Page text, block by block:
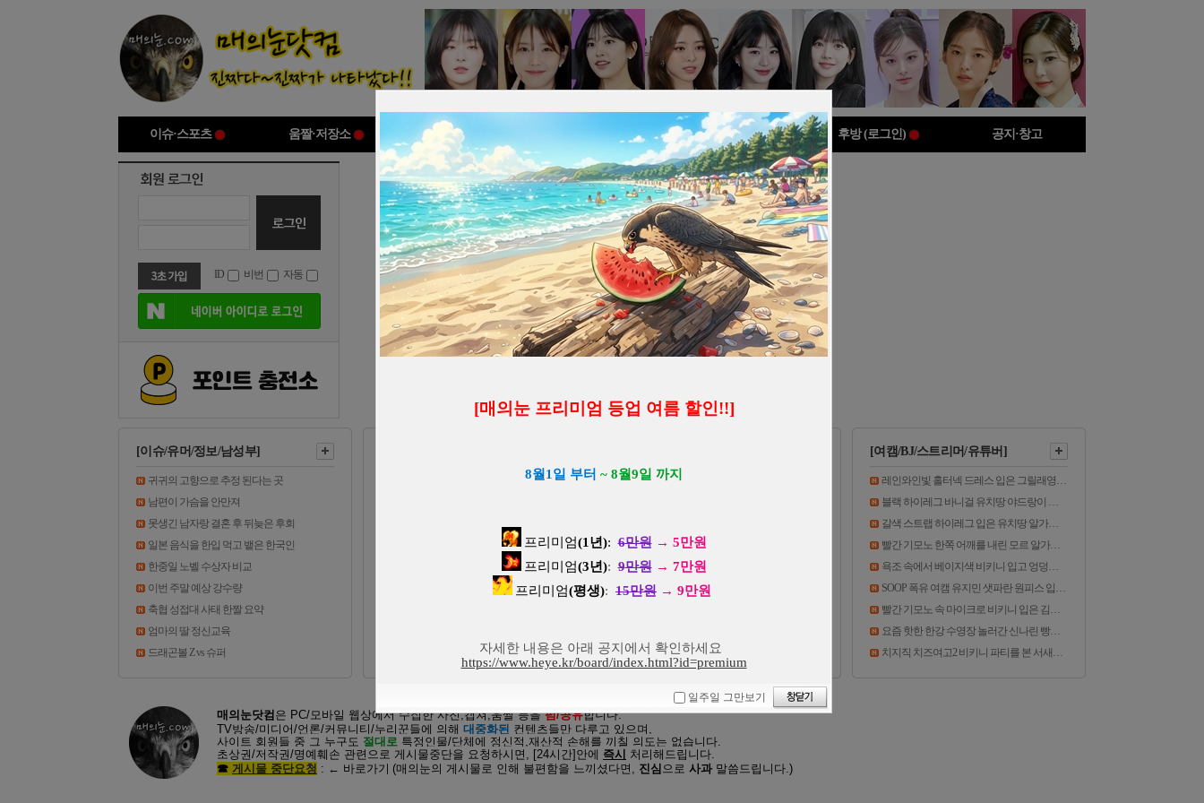
이슈·스포츠 움짤·저장소 리퍼PC·할인 프리미엄[후원] BJ·방송(+19) 후방 (로그인) 공지·창고
[매의눈 프리미엄 등업 여름 할인!!]
8월1일 부터 ~ 8월9일 까지
프리미엄(1년):6만원 → 5만원
프리미엄(3년):9만원 → 7만원
프리미엄(평생): 15만원 → 9만원
자세한 내용은 아래 공지에서 확인하세요
https://www.heye.kr/board/index.html?id=premium
일주일 그만보기
ID 비번 자동
[이슈/유머/정보/남성부]
귀귀의 고향으로 추정 된다는 곳
남편이 가슴을 안만져
못생긴 남자랑 결혼 후 뒤늦은 후회
일본 음식을 한입 먹고 뱉은 한국인
한중일 노벨 수상자 비교
이번 주말 예상 강수량
축협 성접대 사태 한짤 요약
엄마의 딸 정신교육
드래곤볼 Z vs 슈퍼
어제자 뮤뱅 아이린 남색 끈원피스 옆태 꿀벅지 엉덩이라인 대박
어제자 트리플에스 팬사인회 김채연 박소현 묵직한 가슴 볼륨감
쪼그려앉아서 땀 닦는 트와이스 모모 검정 레이스 란제리룩 가슴골
밑에서 찍은 피프티피프티 키나 검정 주름치마 엉밑살 제대로 노출
에스파 콘서트 닝닝 화이트 비키니 시스루탑 시원한 복부 배꼽
하얀 속바지 뒤태 브브걸 민영 움짤
타이트한 뒤태 라인 츄 움짤
속바지도 짧은 피프티피프티 키나 움짤
[여캠/BJ/스트리머/유튜버]
레인와인빛 홀터넥 드레스 입은 그릴래영 옆슴 다삐져나옴
블랙 하이레그 바니걸 유치땅 야드랑이 야벅지 활짝 오픈
갈색 스트랩 하이레그 입은 유치땅 알가슴골 야드랑이 야꼽
빨간 기모노 한쪽 어깨를 내린 모르 알가슴골 밑캠 엉밑살
욕조 속에서 베이지색 비키니 입고 엉덩이 흔드는 샘승아
SOOP 폭유 여캠 유지민 샛파란 원피스 입고 '슴램덩크'
빨간 기모노 속 마이크로 비키니 입은 김하선 파멸적인 가슴골
요즘 핫한 한강 수영장 놀러간 신나린 빵댕이 보소
치지직 치즈여고2 비키니 파티를 본 서새봄 반응
매의눈닷컴 은 PC/모바일 웹상에서 수집한 사진,캡쳐,움짤 등을펌/공유합니다.
TV방송/미디어/언론/커뮤니티/누리꾼들에 의해 대중화된 컨텐츠들만 다루고 있으며,
사이트 회원들 중 그 누구도 절대로 특정인물/단체에 정신적,재산적 손해를 끼칠 의도는 없습니다.
초상권/저작권/명예훼손 관련으로 게시물중단을 요청하시면, [24시간]안에 즉시
처리해드립니다.
☎ 게시물 중단요청 : ← 바로가기 (매의눈의 게시물로 인해 불편함을 느끼셨다면, 진심 으로 사과 말씀드립니다.)